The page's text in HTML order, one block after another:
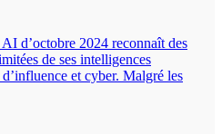
d’octobre 2024 reconnaît des
de ses intelligences
et cyber. Malgré les